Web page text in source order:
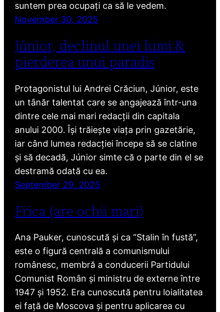
suntem prea ocupați ca să le vedem.
November 30, 2025
Júnior, declinul unei lumi &
pierderea unui paradis
Protagonistul lui Andrei Crăciun, Júnior, este
un tânăr talentat care se angajează într-una
dintre cele mai mari redacții din capitala
anului 2000. Își trăiește viața prin gazetărie,
iar când lumea redacției începe să se clatine
și să decadă, Júnior simte că o parte din el se
destramă odată cu ea.
September 29, 2025
Frica (are ochii mari)
Ana Pauker, cunoscută și ca “Stalin în fustă”,
este o figură centrală a comunismului
românesc, membră a conducerii Partidului
Comunist Român și ministru de externe între
1947 și 1952. Era cunoscută pentru loialitatea
ei față de Moscova și pentru aplicarea cu